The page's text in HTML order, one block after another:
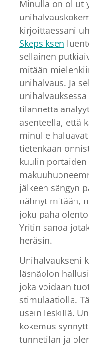
Minulla on ollut
kirjoittaessani
Skepsiksen
sellainen
mitään
unihalvaus. Ja
tilannetta
asenteella, että
minulle
tietenkään
kuulin portaiden
jälkeen sängyn
nähnyt mitään,
joku paha
Yritin sanoa
heräsin.
Unihalvaukseni
läsnäolon
joka voidaan
stimulaatiolla.
usein leskillä.
kokemus
tunnetilan ja